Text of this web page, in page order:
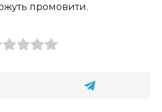
промовити.